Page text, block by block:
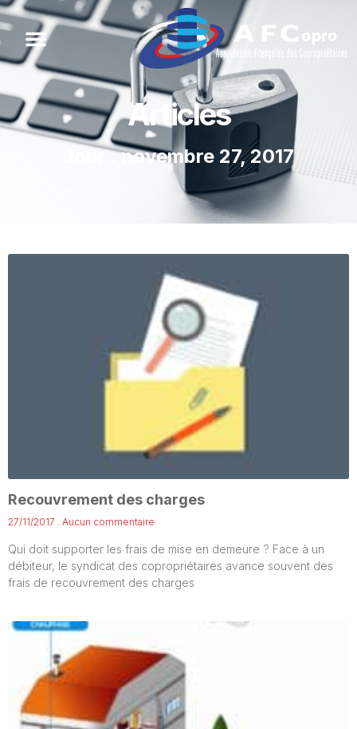
Articles
Jour : novembre 27, 2017
Recouvrement des charges
27/11/2017 Aucun commentaire
Qui doit supporter les frais de mise en demeure ? Face à un
débiteur, le syndicat des copropriétaires avance souvent des
frais de recouvrement des charges